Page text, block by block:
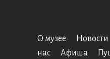
О музее Новости
нас
Афиша